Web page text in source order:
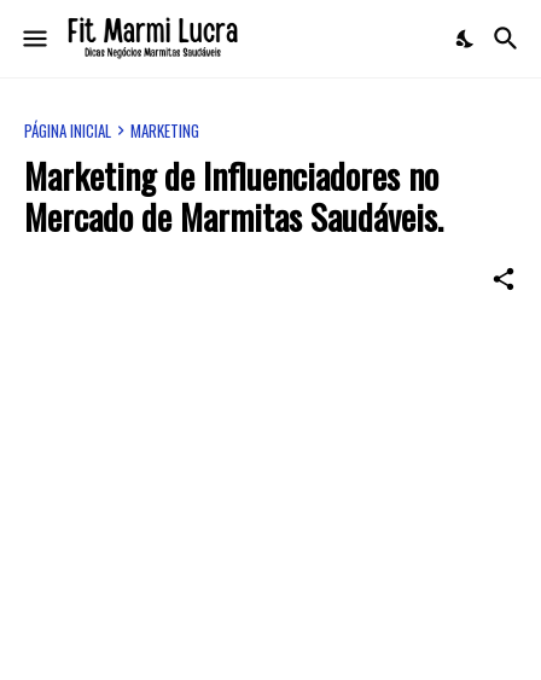
PÁGINA INICIAL MARKETING
Marketing de Influenciadores no
Mercado de Marmitas Saudáveis.